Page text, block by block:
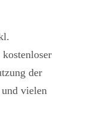
der
vielen